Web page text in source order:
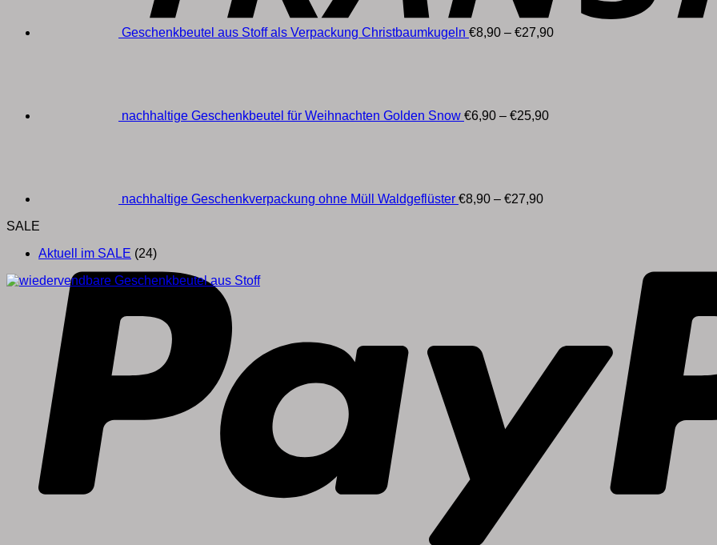
Geschenkbeutel aus Stoff als Verpackung Christbaumkugeln €8,90 – €27,90
nachhaltige Geschenkbeutel für Weihnachten Golden Snow €6,90 – €25,90
nachhaltige Geschenkverpackung ohne Müll Waldgeflüster €8,90 – €27,90
SALE
Aktuell im SALE (24)